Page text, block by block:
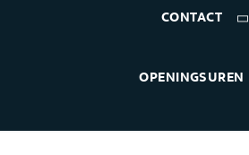
CONTACT
OPENINGSUREN